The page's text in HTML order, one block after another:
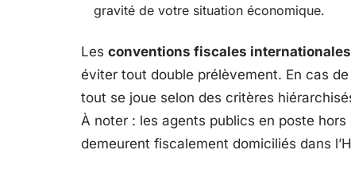
gravité de votre situation économique.
Les conventions fiscales internationales
éviter tout double prélèvement. En cas
tout se joue selon des critères
À noter : les agents publics en poste
demeurent fiscalement domiciliés dans